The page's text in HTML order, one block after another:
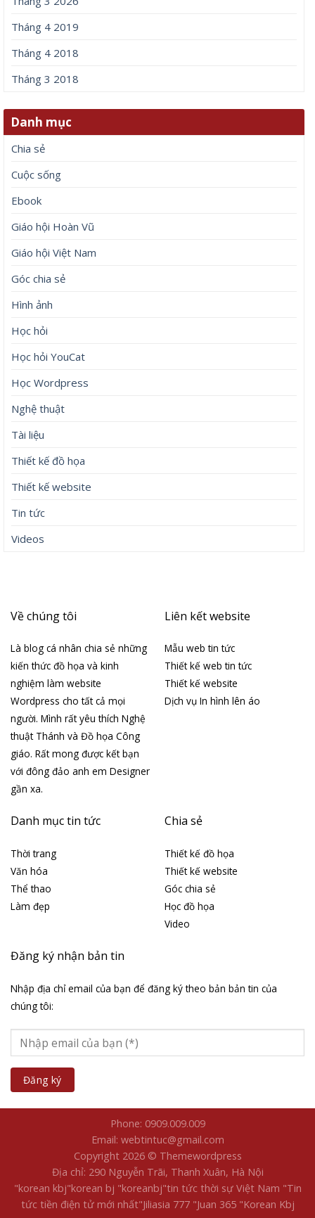
Tháng 4 2019
Tháng 4 2018
Tháng 3 2018
Danh mục
Chia sẻ
Cuộc sống
Ebook
Giáo hội Hoàn Vũ
Giáo hội Việt Nam
Góc chia sẻ
Hình ảnh
Học hỏi
Học hỏi YouCat
Học Wordpress
Nghệ thuật
Tài liệu
Thiết kế đồ họa
Thiết kế website
Tin tức
Videos
Về chúng tôi
Là blog cá nhân chia sẻ những
kiến thức đồ họa và kinh
nghiệm làm website
Wordpress cho tất cả mọi
người. Mình rất yêu thích Nghệ
thuật Thánh và Đồ họa Công
giáo. Rất mong được kết bạn
với đông đảo anh em Designer
gần xa.
Liên kết website
Mẫu web tin tức
Thiết kế web tin tức
Thiết kế website
Dịch vụ In hình lên áo
Danh mục tin tức
Thời trang
Văn hóa
Thể thao
Làm đẹp
Chia sẻ
Thiết kế đồ họa
Thiết kế website
Góc chia sẻ
Học đồ họa
Video
Đăng ký nhận bản tin
Nhập địa chỉ email của bạn để đăng ký theo bản bản tin của
chúng tôi:
Phone: 0909.009.009
Email: webtintuc@gmail.com
Copyright 2026 © Themewordpress
Địa chỉ: 290 Nguyễn Trãi, Thanh Xuân, Hà Nội
"korean kbj​"korean bj "koreanbj​"tin tức thời sự Việt Nam "Tin
tức tiền điện tử mới nhất​"Jiliasia 777 "Juan 365 "Korean Kbj